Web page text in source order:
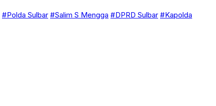
#Polda Sulbar #Salim S Mengga #DPRD Sulbar #Kapolda